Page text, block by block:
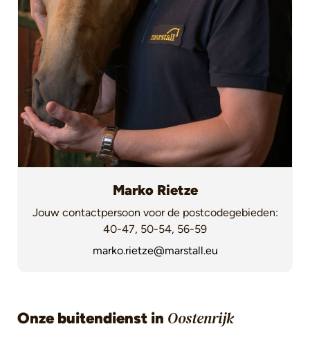
Marko Rietze
Jouw contactpersoon voor de postcodegebieden:
40-47, 50-54, 56-59
marko.rietze@marstall.eu
Onze buitendienst in Oostenrijk